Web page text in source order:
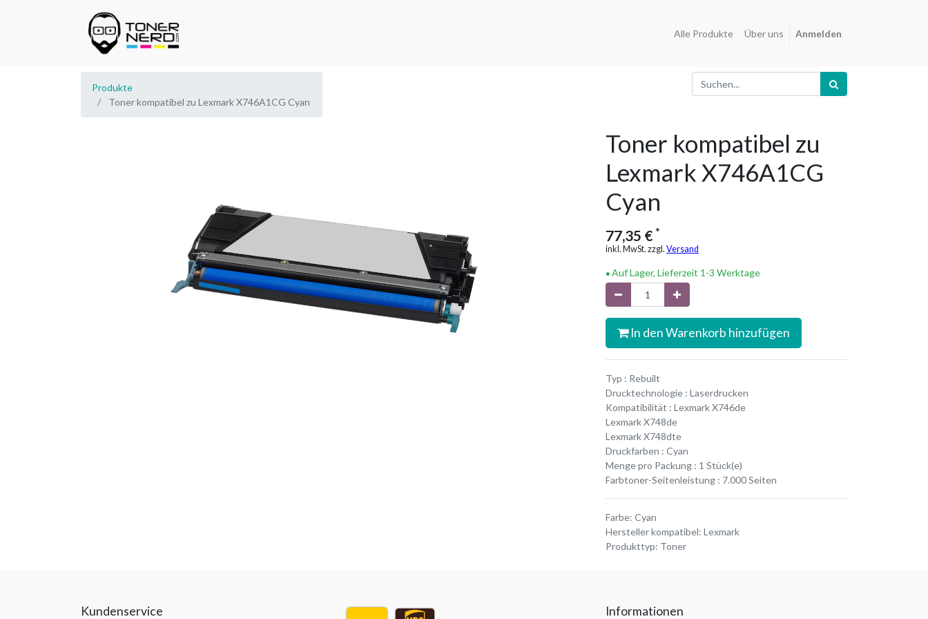
Alle Produkte Über uns Anmelden
Produkte
Toner kompatibel zu Lexmark X746A1CG Cyan
Toner kompatibel zu
Lexmark X746A1CG
Cyan
77,35 € *
inkl. MwSt. zzgl. Versand
Auf Lager, Lieferzeit 1-3 Werktage
In den Warenkorb hinzufügen
Typ : Rebuilt
Drucktechnologie : Laserdrucken
Kompatibilität : Lexmark X746de
Lexmark X748de
Lexmark X748dte
Druckfarben : Cyan
Menge pro Packung : 1 Stück(e)
Farbtoner-Seitenleistung : 7.000 Seiten
Farbe: Cyan
Hersteller kompatibel: Lexmark
Produkttyp: Toner
Kundenservice Informationen